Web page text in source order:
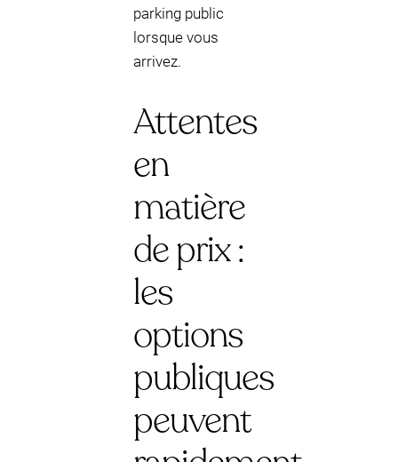
parking public
lorsque vous
arrivez.
Attentes
en
matière
de prix :
les
options
publiques
peuvent